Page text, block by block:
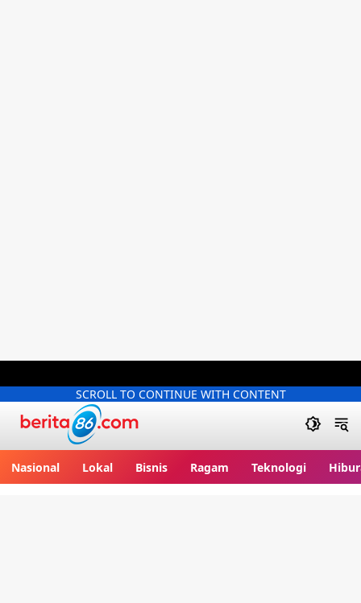
SCROLL TO CONTINUE WITH CONTENT
Nasional Lokal Bisnis Ragam Teknologi